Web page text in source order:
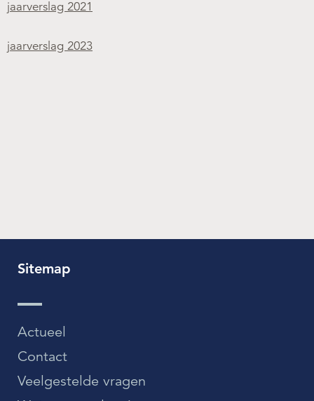
jaarverslag 2021
jaarverslag 2023
Sitemap
Actueel
Contact
Veelgestelde vragen